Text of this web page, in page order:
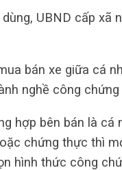
UBND cấp
bán xe giữa cá
nghề công
hợp bên bán là cá
chứng thực thì
hình thức công